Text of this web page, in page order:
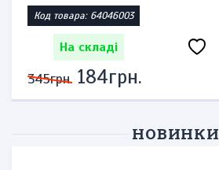
Код товара: 64046003
На складі
345грн. 184грн.
НОВИНКИ